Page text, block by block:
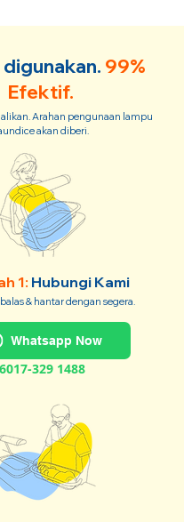
99%
Efektif.
Arahan pengunaan lampu
akan diberi.
1: Hubungi Kami
& hantar dengan segera.
Whatsapp Now
6017-329 1488